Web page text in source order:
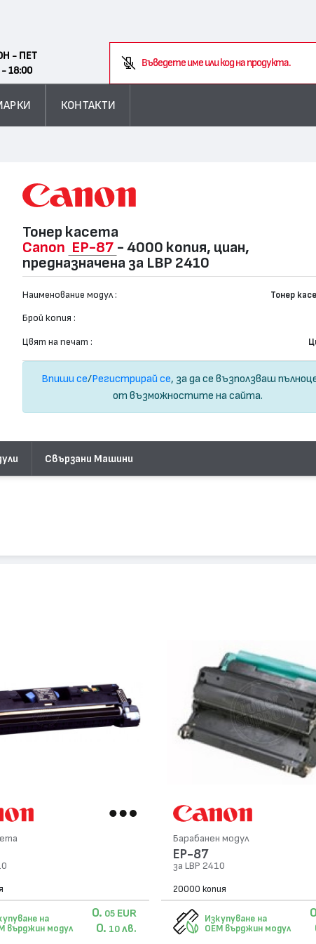
- ПЕТ
18:00
В
КОНТАКТИ
Тонер касета
Canon EP-87 - 4000 копия, циан,
предназначена за LBP 2410
Наименование модул : Тонер
Брой копия :
Цвят на печат :
Впиши се/Регистрирай се, за да се възползваш
от възможностите на сайта.
Свързани Машини
на
върджин модул
0. 05 EUR
0. 10 лв.
Барабанен модул
EP-87
за LBP 2410
20000 копия
Изкупуване на
OEM върджин модул